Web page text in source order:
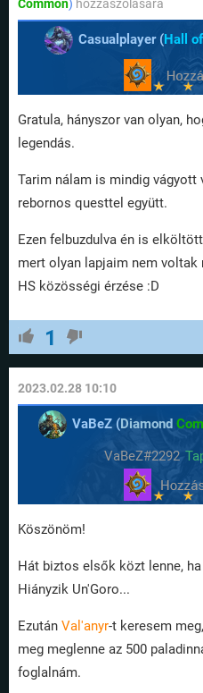
Common) hozzászólására
Casualplayer (Hall
Gratula, hányszor van olyan,
legendás.
Tarim nálam is mindig vágyott
rebornos questtel együtt.
Ezen felbuzdulva én is
mert olyan lapjaim nem voltak
HS közösségi érzése :D
1
2023.02.28 10:10
VaBeZ (Diamond
VaBeZ#2292
Köszönöm!
Hát biztos elsők közt lenne,
Hiányzik Un'Goro...
Ezután Val'anyr-t keresem
meg meglenne az 500
foglalnám.